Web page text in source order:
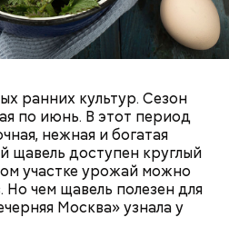
ранних культур. Сезон
по июнь. В этот период
нежная и богатая
щавель доступен круглый
участке урожай можно
Но чем щавель полезен для
Москва» узнала у
в том, что он
щавелевой кислоты,
образованию
РАСТЕНИЯ